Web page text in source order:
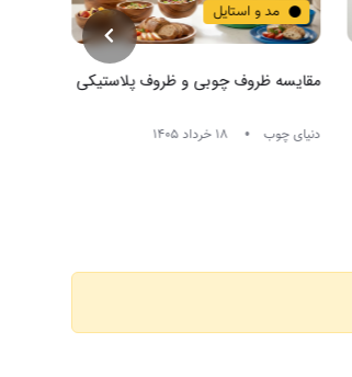
مد و استایل
مقایسه ظروف چوبی و ظروف پلاستیکی
دنیای چوب 18 خرداد 1405